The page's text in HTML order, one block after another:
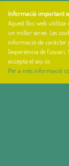
Catalunya en
Les vistes més
Tinc una bèstia
Informació important
Aquest lloc web utilitza
un millor servei. Les
informació de caràcter
l'experiència de
accepta el seu ús.
Per a més informació